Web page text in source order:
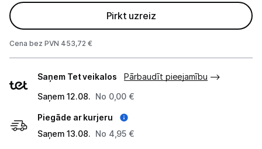
Skaistumkopšana
Piederumi sportam
Sporta kameras
Masāžas ierīces
Pirkt uzreiz
Cena bez PVN 453,72 €
veidi
Saņem Tet veikalos
Pārbaudīt pieejamību
Saņem 12.08. No 0,00 €
Piegāde ar kurjeru
Saņem 13.08. No 4,95 €